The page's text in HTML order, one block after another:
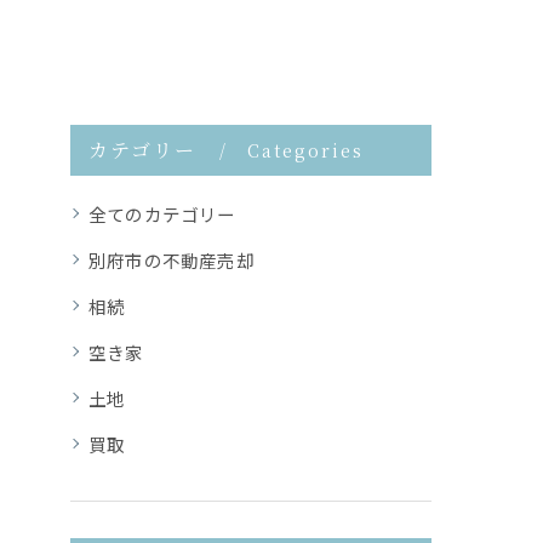
カテゴリー Categories
全てのカテゴリー
別府市の不動産売却
相続
空き家
土地
買取